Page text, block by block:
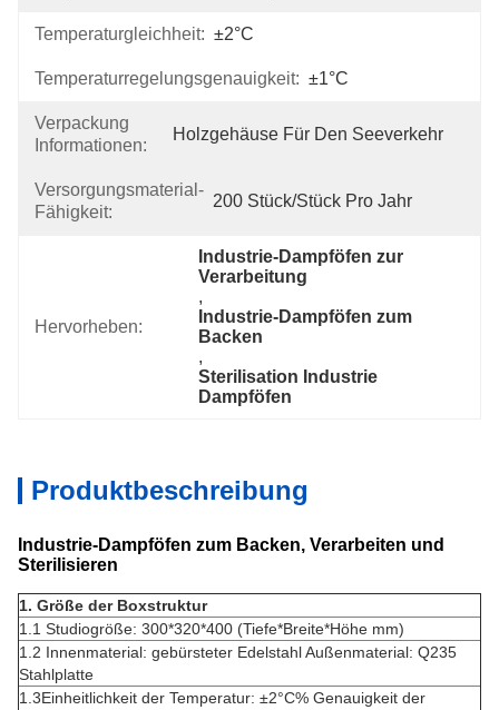
Temperaturgleichheit: ±2°C
Temperaturregelungsgenauigkeit: ±1°C
Verpackung
Informationen:
Holzgehäuse Für Den Seeverkehr
Versorgungsmaterial-
Fähigkeit:
200 Stück/Stück Pro Jahr
Hervorheben:
Industrie-Dampföfen zur
Verarbeitung
,
Industrie-Dampföfen zum
Backen
,
Sterilisation Industrie
Dampföfen
Produktbeschreibung
Industrie-Dampföfen zum Backen, Verarbeiten und
Sterilisieren
1. Größe der Boxstruktur
1.1 Studiogröße: 300*320*400 (Tiefe*Breite*Höhe mm)
1.2 Innenmaterial: gebürsteter Edelstahl Außenmaterial: Q235
Stahlplatte
1.3Einheitlichkeit der Temperatur: ±2°C% Genauigkeit der